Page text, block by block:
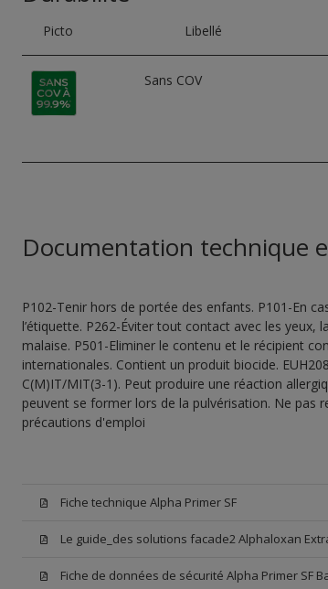
Picto Libellé
Sans COV
Documentation technique
P102-Tenir hors de portée des enfants. P101-En
l’étiquette. P262-Éviter tout contact avec les yeux,
malaise. P501-Eliminer le contenu et le récipient
internationales. Contient un produit biocide.
C(M)IT/MIT(3-1). Peut produire une réaction
peuvent se former lors de la pulvérisation. Ne pas
précautions d'emploi
Fiche technique Alpha Primer SF
Le guide_des solutions facade2 Alphaloxan
Fiche de données de sécurité Alpha Primer SF